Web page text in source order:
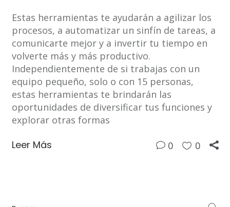
Estas herramientas te ayudarán a agilizar los
procesos, a automatizar un sinfín de tareas, a
comunicarte mejor y a invertir tu tiempo en
volverte más y más productivo.
Independientemente de si trabajas con un
equipo pequeño, solo o con 15 personas,
estas herramientas te brindarán las
oportunidades de diversificar tus funciones y
explorar otras formas
Leer Más 0 0